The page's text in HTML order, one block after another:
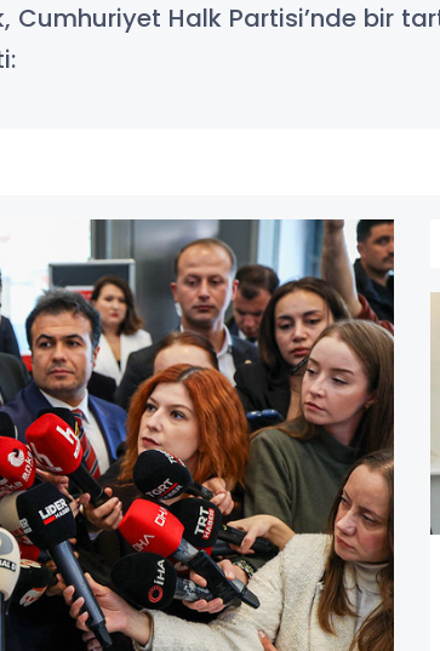
Cumhuriyet Halk Partisi’nde bir